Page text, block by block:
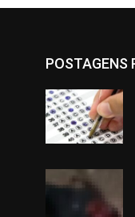
POSTAGENS